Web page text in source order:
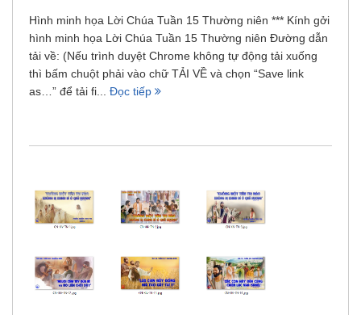
Hình minh họa Lời Chúa Tuần 15 Thường niên *** Kính gởi
hình minh họa Lời Chúa Tuần 15 Thường niên Đường dẫn
tải về: (Nếu trình duyệt Chrome không tự động tải xuống
thì bấm chuột phải vào chữ TẢI VỀ và chọn “Save link
as…” để tải fi... Đọc tiếp